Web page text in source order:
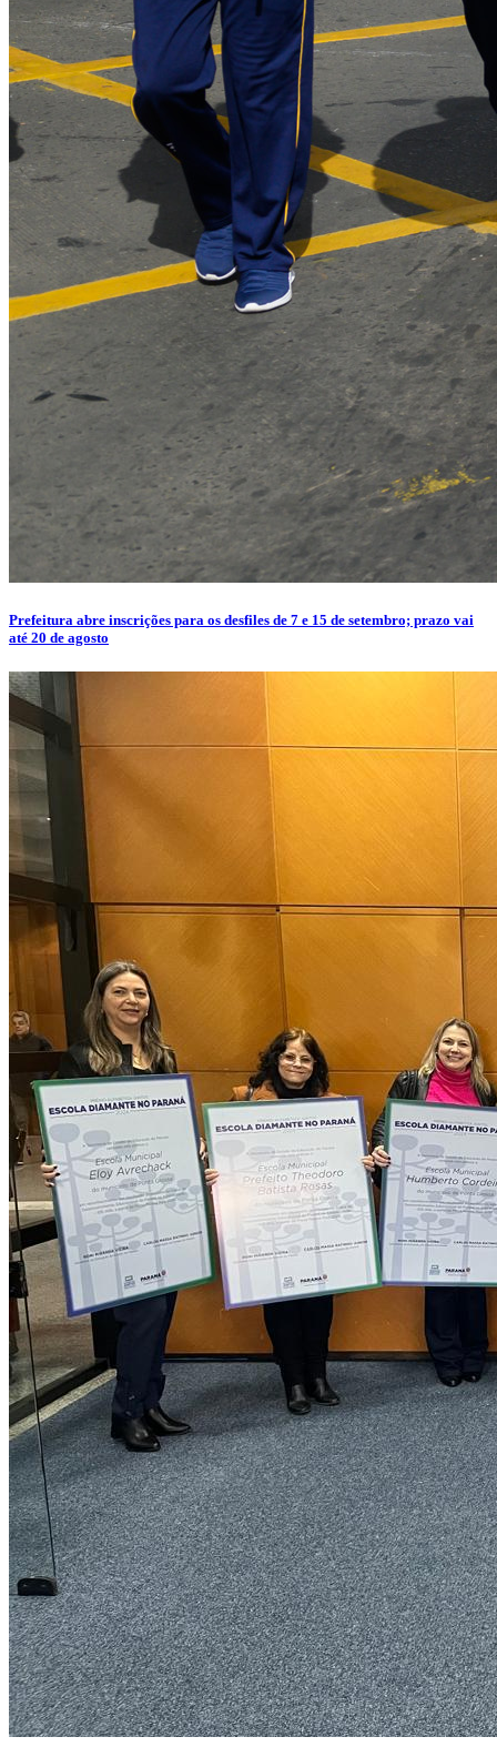
Prefeitura abre inscrições para os desfiles de 7 e 15 de setembro; prazo vai
até 20 de agosto